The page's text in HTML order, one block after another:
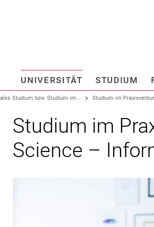
UNIVERSITÄT STUDIUM
Studium bzw. Studium im... Studium im
Studium im
Science –